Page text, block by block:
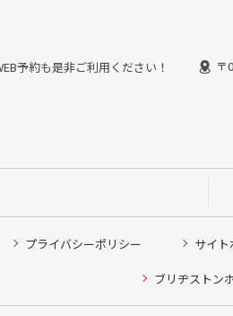
予約も是非ご利用ください！ 〒
プライバシーポリシー サイト
ブリヂストン
ピット作業の予約
望のクローク契約会員の方はこちらを選
はご利用いただけません